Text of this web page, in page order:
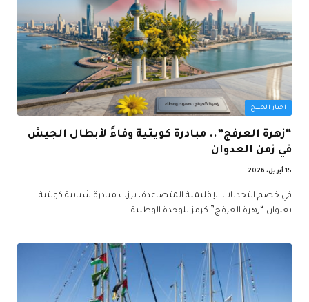
اخبار الخليج
“زهرة العرفج”.. مبادرة كويتية وفاءً لأبطال الجيش
في زمن العدوان
15 أبريل، 2026
في خضم التحديات الإقليمية المتصاعدة، برزت مبادرة شبابية كويتية
بعنوان “زهرة العرفج” كرمز للوحدة الوطنية…